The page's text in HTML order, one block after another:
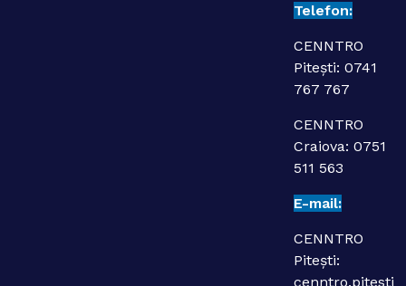
Telefon:
CENNTRO
Pitești: 0741
767 767
CENNTRO
Craiova: 0751
511 563
E-mail:
CENNTRO
Pitești:
cenntro.pitesti